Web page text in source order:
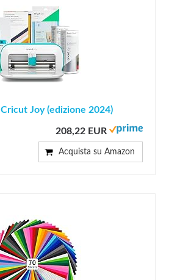
Joy (edizione 2024)
208,22 EUR
Acquista su Amazon